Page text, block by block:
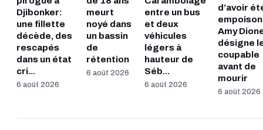
Djibonker:
une fillette
décède, des
rescapés
dans un état
cri...
6 août 2026
meurt
noyé dans
un bassin
de
rétention
6 août 2026
entre un bus
et deux
véhicules
légers à
hauteur de
Séb...
6 août 2026
d’avoir
Amy
désigne
coupable
avant de
mourir
6 août 2026